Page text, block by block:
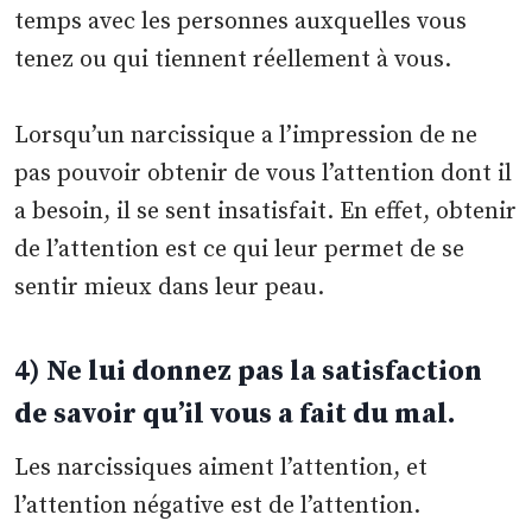
temps avec les personnes auxquelles vous
tenez ou qui tiennent réellement à vous.
Lorsqu’un narcissique a l’impression de ne
pas pouvoir obtenir de vous l’attention dont il
a besoin, il se sent insatisfait. En effet, obtenir
de l’attention est ce qui leur permet de se
sentir mieux dans leur peau.
4) Ne lui donnez pas la satisfaction
de savoir qu’il vous a fait du mal.
Les narcissiques aiment l’attention, et
l’attention négative est de l’attention.